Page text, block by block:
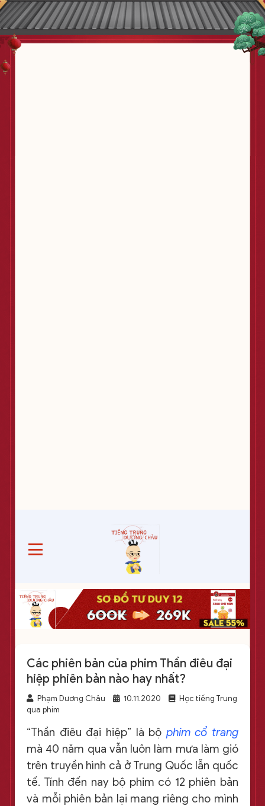
Các phiên bản của phim Thần điêu đại
hiệp phiên bản nào hay nhất?
Phạm Dương Châu 10.11.2020
Học tiếng Trung
qua phim
“Thần điêu đại hiệp” là bộ phim cổ trang
mà 40 năm qua vẫn luôn làm mưa làm gió
trên truyền hình cả ở Trung Quốc lẫn quốc
tế. Tính đến nay bộ phim có 12 phiên bản
và mỗi phiên bản lại mang riêng cho mình